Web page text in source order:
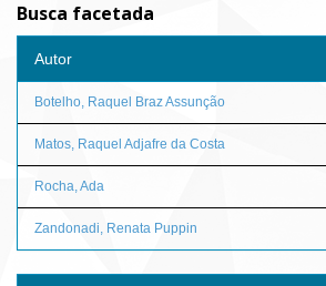
Busca facetada
Autor
Botelho, Raquel Braz Assunção
Matos, Raquel Adjafre da Costa
Rocha, Ada
Zandonadi, Renata Puppin